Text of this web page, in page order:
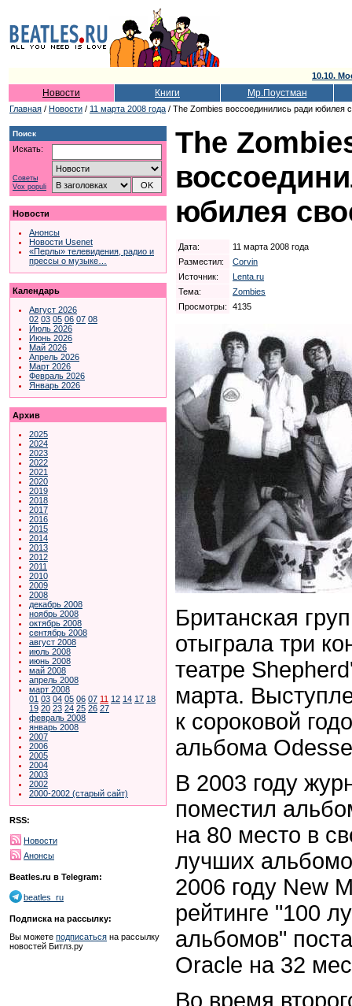
10.10.
Новости Книги Мр.Поустман
Главная / Новости / 11 марта 2008 года / The Zombies воссоединились ради юбилея
Поиск
Искать:
Советы
Vox populi
Новости
Анонсы
Новости Usenet
«Перлы» телевидения, радио и
прессы о музыке…
Календарь
Август 2026
02 03 05 06 07 08
Июль 2026
Июнь 2026
Май 2026
Апрель 2026
Март 2026
Февраль 2026
Январь 2026
Архив
2025
2024
2023
2022
2021
2020
2019
2018
2017
2016
2015
2014
2013
2012
2011
2010
2009
2008
декабрь 2008
ноябрь 2008
октябрь 2008
сентябрь 2008
август 2008
июль 2008
июнь 2008
май 2008
апрель 2008
март 2008
01 03 04 05 06 07 11 12 14 17 18
19 20 23 24 25 26 27
февраль 2008
январь 2008
2007
2006
2005
2004
2003
2002
2000-2002 (старый сайт)
RSS:
Новости
Анонсы
Beatles.ru в Telegram:
beatles_ru
Подписка на рассылку:
Вы можете подписаться на рассылку
новостей Битлз.ру
The
юбилея
Дата:
11 марта 2008 года
Разместил:
Corvin
Источник:
Lenta.ru
Тема:
Zombies
Просмотры:
4135
Британская
отыграла три
театре
марта.
к сороковой
альбома
В 2003 году
поместил
на 80 место в
лучших
2006 году New
рейтинге "100
альбомов"
Oracle на 32
Во время